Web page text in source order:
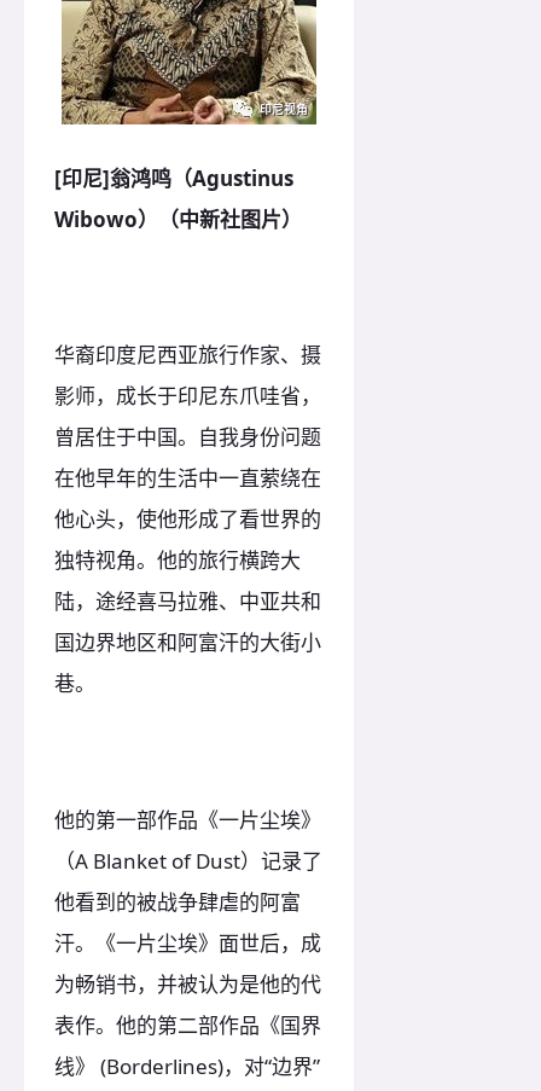
[印尼]翁鸿鸣（Agustinus
Wibowo）（中新社图片）
华裔印度尼西亚旅行作家、摄
影师，成长于印尼东爪哇省，
曾居住于中国。自我身份问题
在他早年的生活中一直萦绕在
他心头，使他形成了看世界的
独特视角。他的旅行横跨大
陆，途经喜马拉雅、中亚共和
国边界地区和阿富汗的大街小
巷。
他的第一部作品《一片尘埃》
（A Blanket of Dust）记录了
他看到的被战争肆虐的阿富
汗。《一片尘埃》面世后，成
为畅销书，并被认为是他的代
表作。他的第二部作品《国界
线》 (Borderlines)，对“边界”